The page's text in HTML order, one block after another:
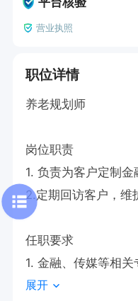
营业执照
职位详情
养老规划师
岗位职责
1. 负责为客户定制金
2.定期回访客户，维
任职要求
1. 金融、传媒等相关
2. 具备良好沟通能力
展开